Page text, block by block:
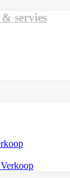
servies